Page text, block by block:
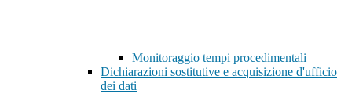
Monitoraggio tempi procedimentali
Dichiarazioni sostitutive e acquisizione d'ufficio
dei dati